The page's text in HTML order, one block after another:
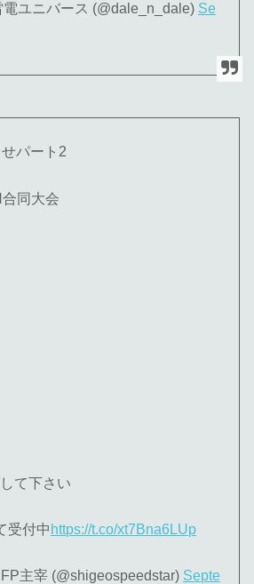
ユニバース (@dale_n_dale) Se
パート2
同大会
て下さい
受付中 https://t.co/xt7Bna6LUp
主宰 (@shigeospeedstar) Septe